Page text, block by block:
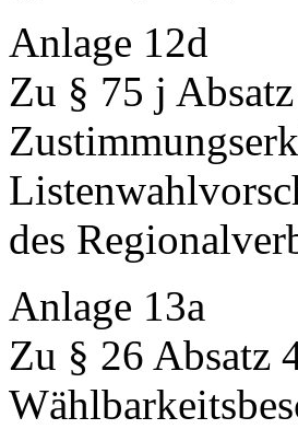
Anlage 12d
Zu § 75 j
des
Anlage 13a
Zu § 26 Absatz